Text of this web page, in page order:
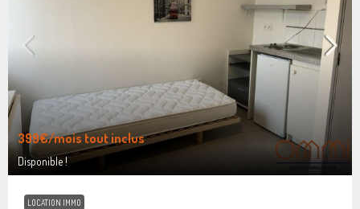
399€/mois tout inclus
Disponible !
LOCATION IMMO